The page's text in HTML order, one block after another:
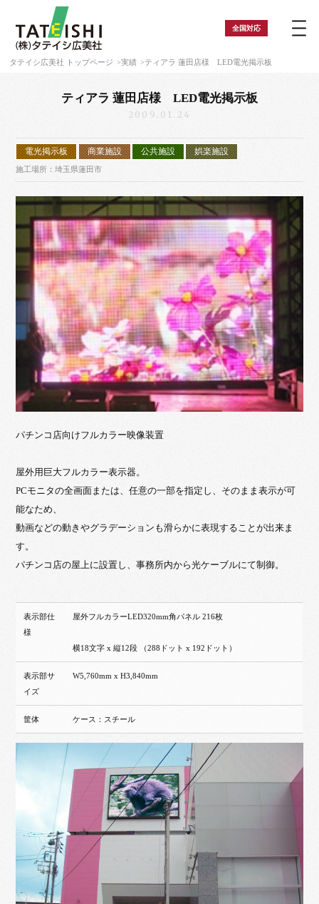
全国対応
タテイシ広美社 トップページ 実績 ティアラ 蓮田店様 LED電光掲示板
ティアラ 蓮田店様 LED電光掲示板
2009.01.24
電光掲示板 商業施設 公共施設 娯楽施設
施工場所：埼玉県蓮田市
パチンコ店向けフルカラー映像装置
屋外用巨大フルカラー表示器。
PCモニタの全画面または、任意の一部を指定し、そのまま表示が可
能なため、
動画などの動きやグラデーションも滑らかに表現することが出来ま
す。
パチンコ店の屋上に設置し、事務所内から光ケーブルにて制御。
表示部仕
様
屋外フルカラーLED320mm角パネル 216枚
横18文字 x 縦12段 （288ドット x 192ドット）
表示部サ
イズ
W5,760mm x H3,840mm
筐体 ケース：スチール